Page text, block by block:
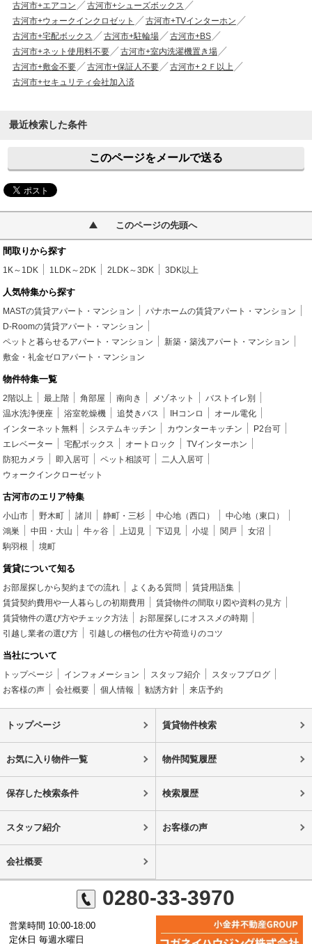
古河市+エアコン
古河市+シューズボックス
古河市+ウォークインクロゼット
古河市+TVインターホン
古河市+宅配ボックス
古河市+駐輪場
古河市+BS
古河市+ネット使用料不要
古河市+室内洗濯機置き場
古河市+敷金不要
古河市+保証人不要
古河市+２Ｆ以上
古河市+セキュリティ会社加入済
最近検索した条件
このページをメールで送る
このページの先頭へ
間取りから探す
1K～1DK 1LDK～2DK 2LDK～3DK 3DK以上
人気特集から探す
MASTの賃貸アパート・マンション
パナホームの賃貸アパート・マンション
D-Roomの賃貸アパート・マンション
ペットと暮らせるアパート・マンション
新築・築浅アパート・マンション
敷金・礼金ゼロアパート・マンション
物件特集一覧
2階以上 最上階 角部屋 南向き メゾネット
バストイレ別
温水洗浄便座
浴室乾燥機 追焚きバス IHコンロ
オール電化
インターネット無料
システムキッチン カウンターキッチン
P2台可
エレベーター
宅配ボックス オートロック
TVインターホン
防犯カメラ
即入居可 ペット相談可
二人入居可
ウォークインクローゼット
古河市のエリア特集
小山市 野木町 諸川 静町・三杉 中心地（西口）
中心地（東口）
鴻巣
中田・大山 牛ヶ谷 上辺見 下辺見 小堤 関戸
女沼
駒羽根
境町
賃貸について知る
お部屋探しから契約までの流れ よくある質問
賃貸用語集
賃貸契約費用や一人暮らしの初期費用
賃貸物件の間取り図や資料の見方
賃貸物件の選び方やチェック方法
お部屋探しにオススメの時期
引越し業者の選び方
引越しの梱包の仕方や荷造りのコツ
当社について
トップページ インフォメーション スタッフ紹介
スタッフブログ
お客様の声
会社概要 個人情報 勧誘方針 来店予約
トップページ 賃貸物件検索
お気に入り物件一覧 物件閲覧履歴
保存した検索条件 検索履歴
スタッフ紹介 お客様の声
会社概要
0280-33-3970
営業時間 10:00-18:00
定休日 毎週水曜日